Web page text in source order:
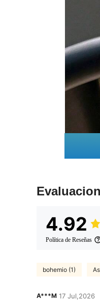
4.92
Política de Reseñas
bohemio (1)
A***M 17 Jul,2026